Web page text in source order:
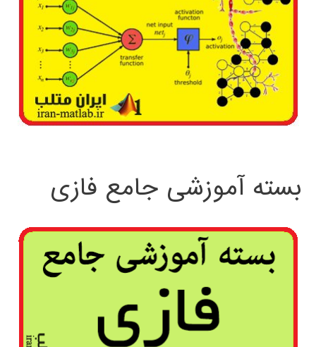
بسته آموزشی جامع فازی